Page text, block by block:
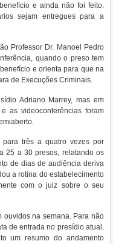
e ainda não foi feito.
sejam entregues para a
Professor Dr. Manoel Pedro
quando o preso tem
e orienta para que na
de Execuções Criminais.
Adriano Marrey, mas em
as videoconferências foram
três a quatro vezes por
25 a 30 presos, relatando os
de dias de audiência deriva
a rotina do estabelecimento
com o juiz sobre o seu
ouvidos na semana. Para não
de entrada no presídio atual.
um resumo do andamento